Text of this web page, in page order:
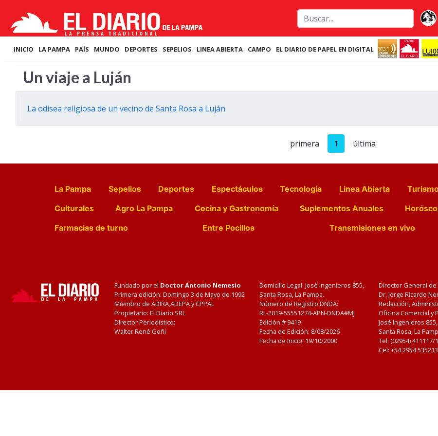
INICIO LA PAMPA PAÍS MUNDO DEPORTES SEPELIOS LINEA ABIERTA CAMPO EL DIARIO DE PAPEL EN DIGITAL
Un viaje a Luján
La odisea religiosa de un vecino de Santa Rosa a Luján
primera 1 última
La Pampa Sepelios Deportes Espectáculos Tecnología Linea Abierta
Culturales
Agro La Pampa Cocina y Gastronomía Suplementos Anuales
Farmacias de turno
Entre Pocillos Transmisiones en vivo
Fundado por el Doctor Antonio Nemesio
Primera edición: Domingo 3 de Mayo de 1992
Miembro de ADIRA,ADEPA y CPPAL
Propietario: El Diario SRL
Director Periodístico:
Walter René Goñi
Domicilio Legal: José Ingenieros 855,
Santa Rosa, La Pampa.
Número de Registro DNDA:
RL-2019-55551274-APN-DNDA#MJ
Edición # 9419
Fecha de Edición: 8/08/2026
Fecha de Inicio: 19/10/2000
Director General
Dr. Jorge Ricardo
Redacción,
Oficina Comercial y
José Ingenieros 855,
Santa Rosa, La
Tel: (02954)
Cel: +54 2954 535213